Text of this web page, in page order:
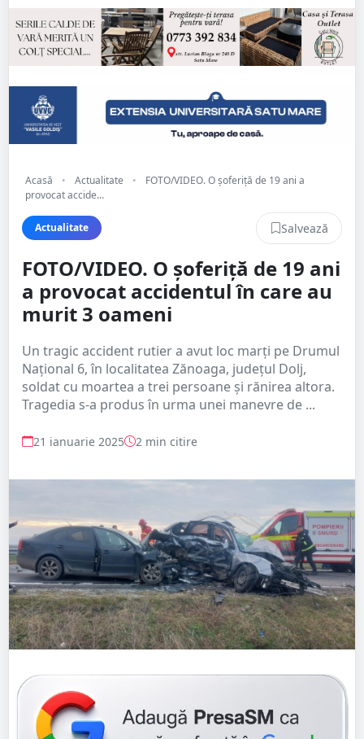
Acasă • Actualitate •
FOTO/VIDEO. O șoferiță de 19 ani a
provocat accide...
Actualitate Salvează
FOTO/VIDEO. O șoferiță de 19 ani
a provocat accidentul în care au
murit 3 oameni
Un tragic accident rutier a avut loc marți pe Drumul
Național 6, în localitatea Zănoaga, județul Dolj,
soldat cu moartea a trei persoane și rănirea altora.
Tragedia s-a produs în urma unei manevre de ...
21 ianuarie 2025 2 min citire